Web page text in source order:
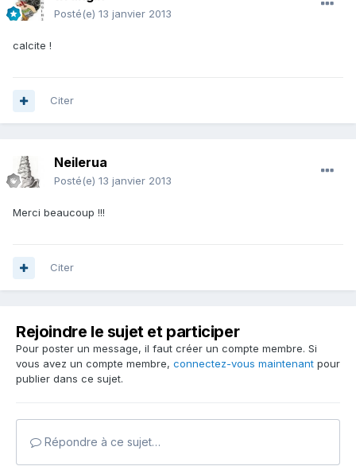
Posté(e) 13 janvier 2013
calcite !
Citer
Neilerua
Posté(e) 13 janvier 2013
Merci beaucoup !!!
Citer
Rejoindre le sujet et participer
Pour poster un message, il faut créer un compte membre. Si
vous avez un compte membre, connectez-vous maintenant pour
publier dans ce sujet.
Répondre à ce sujet…